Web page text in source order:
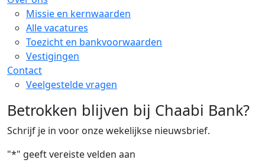
Missie en kernwaarden
Alle vacatures
Toezicht en bankvoorwaarden
Vestigingen
Contact
Veelgestelde vragen
Betrokken blijven bij Chaabi Bank?
Schrijf je in voor onze wekelijkse nieuwsbrief.
"*" geeft vereiste velden aan